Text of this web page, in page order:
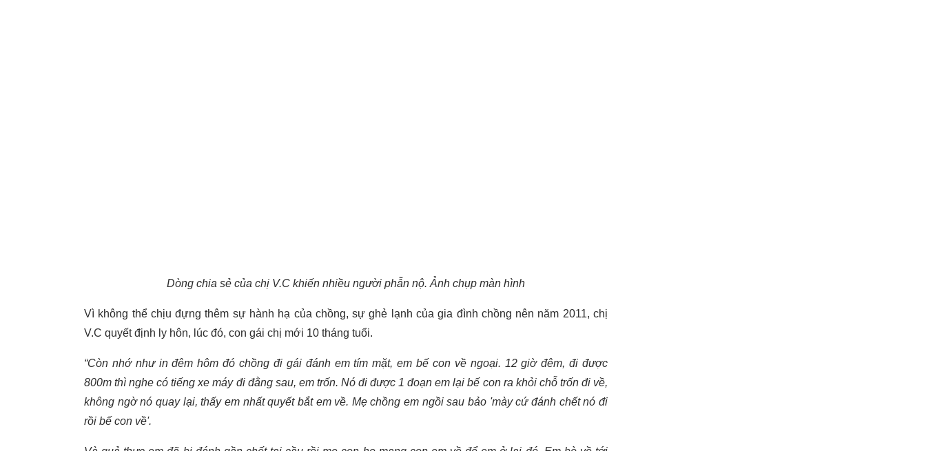
Dòng chia sẻ của chị V.C khiến nhiều người phẫn nộ. Ảnh chụp màn hình
Vì không thể chịu đựng thêm sự hành hạ của chồng, sự ghẻ lạnh của gia đình chồng nên năm 2011, chị
V.C quyết định ly hôn, lúc đó, con gái chị mới 10 tháng tuổi.
“Còn nhớ như in đêm hôm đó chồng đi gái đánh em tím mặt, em bế con về ngoại. 12 giờ đêm, đi được
800m thì nghe có tiếng xe máy đi đằng sau, em trốn. Nó đi được 1 đoạn em lại bế con ra khỏi chỗ trốn đi về,
không ngờ nó quay lại, thấy em nhất quyết bắt em về. Mẹ chồng em ngồi sau bảo 'mày cứ đánh chết nó đi
rồi bế con về'.